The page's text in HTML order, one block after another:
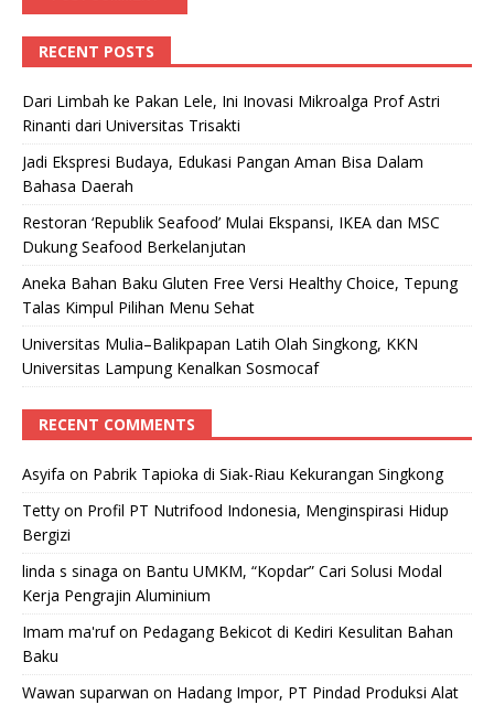
RECENT POSTS
Dari Limbah ke Pakan Lele, Ini Inovasi Mikroalga Prof Astri
Rinanti dari Universitas Trisakti
Jadi Ekspresi Budaya, Edukasi Pangan Aman Bisa Dalam
Bahasa Daerah
Restoran ‘Republik Seafood’ Mulai Ekspansi, IKEA dan MSC
Dukung Seafood Berkelanjutan
Aneka Bahan Baku Gluten Free Versi Healthy Choice, Tepung
Talas Kimpul Pilihan Menu Sehat
Universitas Mulia–Balikpapan Latih Olah Singkong, KKN
Universitas Lampung Kenalkan Sosmocaf
RECENT COMMENTS
Asyifa on Pabrik Tapioka di Siak-Riau Kekurangan Singkong
Tetty on Profil PT Nutrifood Indonesia, Menginspirasi Hidup
Bergizi
linda s sinaga on Bantu UMKM, “Kopdar” Cari Solusi Modal
Kerja Pengrajin Aluminium
Imam ma'rufon Pedagang Bekicot di Kediri Kesulitan Bahan
Baku
Wawan suparwan on Hadang Impor, PT Pindad Produksi Alat